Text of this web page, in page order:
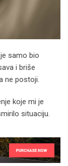
samo bio
i briše
ne postoji.
koje mi je
situaciju.